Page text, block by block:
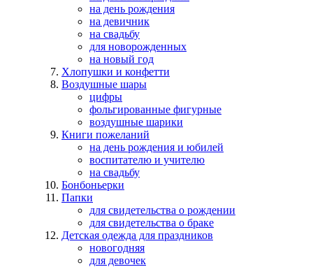
на день рождения
на девичник
на свадьбу
для новорожденных
на новый год
Хлопушки и конфетти
Воздушные шары
цифры
фольгированные фигурные
воздушные шарики
Книги пожеланий
на день рождения и юбилей
воспитателю и учителю
на свадьбу
Бонбоньерки
Папки
для свидетельства о рождении
для свидетельства о браке
Детская одежда для праздников
новогодняя
для девочек